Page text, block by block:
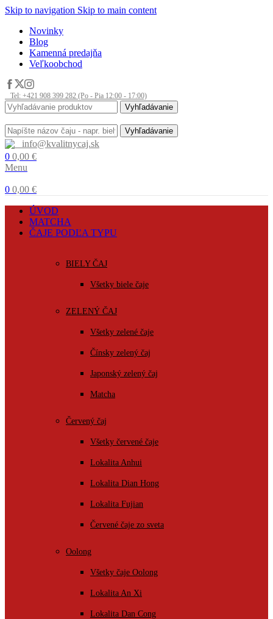
Skip to navigation Skip to main content
Novinky
Blog
Kamenná predajňa
Veľkoobchod
Tel: +421 908 399 282 (Po - Pia 12:00 - 17:00)
Vyhľadávanie
Vyhľadávanie
info@kvalitnycaj.sk
0 0,00 €
Menu
0 0,00 €
ÚVOD
MATCHA
ČAJE PODĽA TYPU
BIELY ČAJ
Všetky biele čaje
ZELENÝ ČAJ
Všetky zelené čaje
Čínsky zelený čaj
Japonský zelený čaj
Matcha
Červený čaj
Všetky červené čaje
Lokalita Anhui
Lokalita Dian Hong
Lokalita Fujian
Červené čaje zo sveta
Oolong
Všetky čaje Oolong
Lokalita An Xi
Lokalita Dan Cong